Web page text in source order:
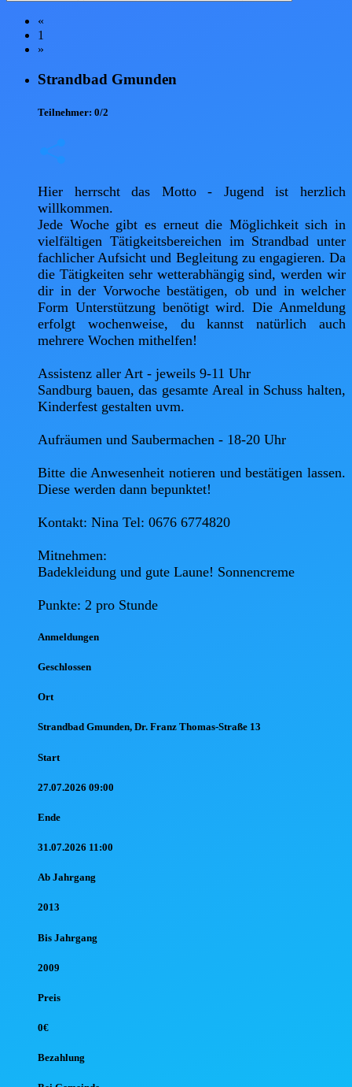
«
1
»
Strandbad Gmunden
Teilnehmer: 0/2
Hier herrscht das Motto - Jugend ist herzlich
willkommen.
Jede Woche gibt es erneut die Möglichkeit sich in
vielfältigen Tätigkeitsbereichen im Strandbad unter
fachlicher Aufsicht und Begleitung zu engagieren. Da
die Tätigkeiten sehr wetterabhängig sind, werden wir
dir in der Vorwoche bestätigen, ob und in welcher
Form Unterstützung benötigt wird. Die Anmeldung
erfolgt wochenweise, du kannst natürlich auch
mehrere Wochen mithelfen!
Assistenz aller Art - jeweils 9-11 Uhr
Sandburg bauen, das gesamte Areal in Schuss halten,
Kinderfest gestalten uvm.
Aufräumen und Saubermachen - 18-20 Uhr
Bitte die Anwesenheit notieren und bestätigen lassen.
Diese werden dann bepunktet!
Kontakt: Nina Tel: 0676 6774820
Mitnehmen:
Badekleidung und gute Laune! Sonnencreme
Anmeldungen
Geschlossen
Ort
Strandbad Gmunden, Dr. Franz Thomas-Straße 13
Start
27.07.2026 09:00
Ende
31.07.2026 11:00
Ab Jahrgang
2013
Bis Jahrgang
2009
Preis
0€
Bezahlung